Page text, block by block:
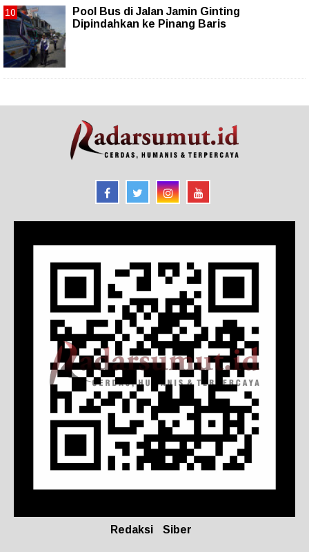
Pool Bus di Jalan Jamin Ginting
Dipindahkan ke Pinang Baris
Redaksi Siber